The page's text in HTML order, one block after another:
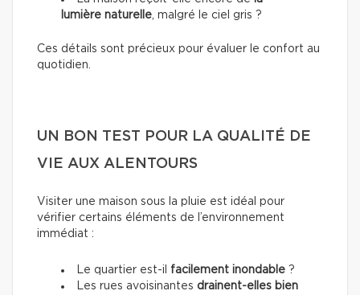
lumière naturelle , malgré le ciel gris ?
Ces détails sont précieux pour évaluer le confort au
quotidien.
UN BON TEST POUR LA QUALITÉ DE
VIE AUX ALENTOURS
Visiter une maison sous la pluie est idéal pour
vérifier certains éléments de l’environnement
immédiat :
Le quartier est-il facilement inondable ?
Les rues avoisinantes drainent-elles bien